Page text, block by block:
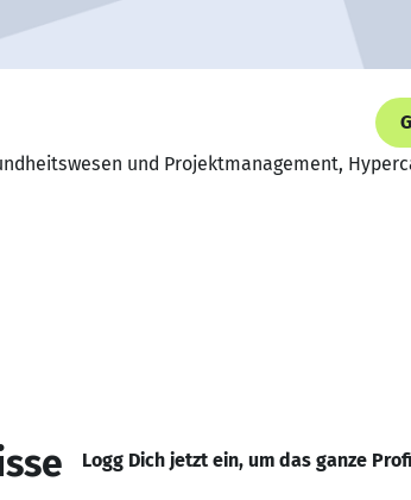
und Projektmanagement,
Logg Dich jetzt ein, um das ganze